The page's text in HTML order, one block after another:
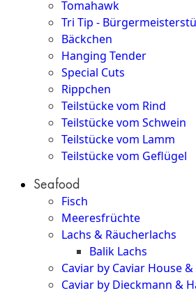
Tomahawk
Tri Tip -
Bäckchen
Hanging Tender
Special Cuts
Rippchen
Teilstücke vom Rind
Teilstücke vom Schwein
Teilstücke vom Lamm
Teilstücke vom Geflügel
Seafood
Fisch
Meeresfrüchte
Lachs & Räucherlachs
Balik Lachs
Caviar by Caviar House
Caviar by Dieckmann &